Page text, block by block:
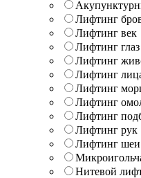
Лифтинг
Лифтинг век
Лифтинг глаз
Лифтинг
Лифтинг
Лифтинг
Лифтинг
Лифтинг
Лифтинг рук
Лифтинг шеи
Нитевой